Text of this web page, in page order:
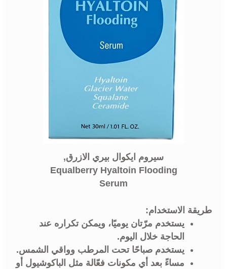
سيروم ايكوال بيري الازرق,
Equalberry Hyaltoin Flooding
Serum
طريقة الاستخدام:
يستخدم مرّتان يوميًا، ويمكن تكراره عند
الحاجة خلال اليوم.
يستخدم صباحًا تحت المرطب وواقي الشمس.
مساءً بعد أي مكونات فعّالة مثل الباكوشيول أو